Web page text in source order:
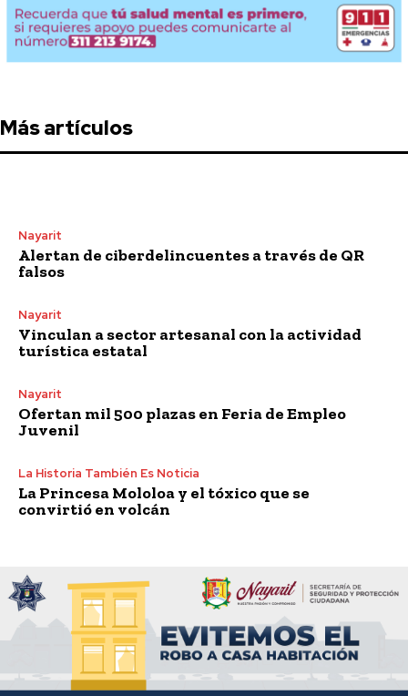
Más artículos
Nayarit
Alertan de ciberdelincuentes a través de QR
falsos
Nayarit
Vinculan a sector artesanal con la actividad
turística estatal
Nayarit
Ofertan mil 500 plazas en Feria de Empleo
Juvenil
La Historia También Es Noticia
La Princesa Mololoa y el tóxico que se
convirtió en volcán